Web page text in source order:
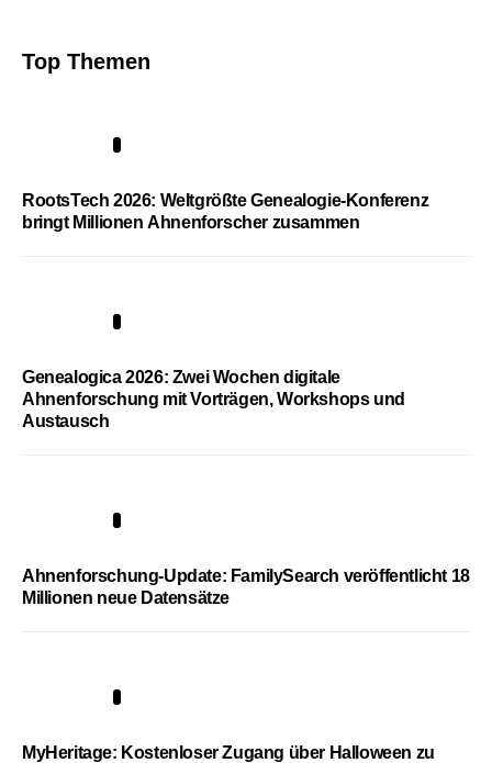
Top Themen
RootsTech 2026: Weltgrößte Genealogie-Konferenz
bringt Millionen Ahnenforscher zusammen
Genealogica 2026: Zwei Wochen digitale
Ahnenforschung mit Vorträgen, Workshops und
Austausch
Ahnenforschung-Update: FamilySearch veröffentlicht 18
Millionen neue Datensätze
MyHeritage: Kostenloser Zugang über Halloween zu